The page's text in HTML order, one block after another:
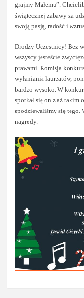
grajmy Małemu”.
świątecznej zabawy za
swoją pasją, radość i
Drodzy Uczestnicy! Bez
wszyscy jesteście
prawami. Komisja
wyłaniania laureatów,
bardzo wysoko. W
spotkał się on z aż takim
spodziewaliśmy się tego.
nagrody.